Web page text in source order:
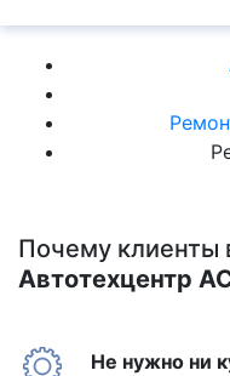
Почему клиенты
Автотехцентр
Не нужно ни